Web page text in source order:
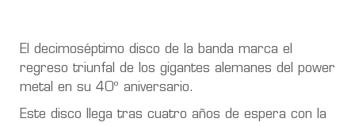
El decimoséptimo disco de la banda marca el
regreso triunfal de los gigantes alemanes del power
metal en su 40º aniversario.
Este disco llega tras cuatro años de espera con la